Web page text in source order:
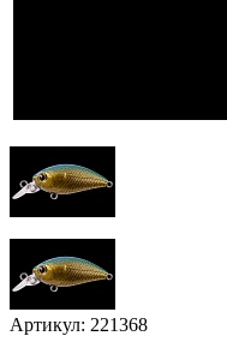
Артикул: 221368